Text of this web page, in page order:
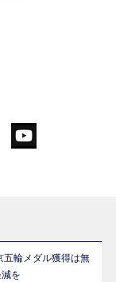
五輪メダル獲得は無
を